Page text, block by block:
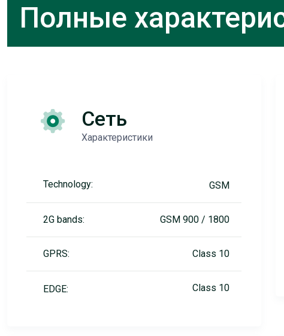
Полные
Сеть
Характеристики
Technology: GSM
2G bands: GSM 900 / 1800
GPRS: Class 10
EDGE: Class 10